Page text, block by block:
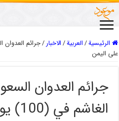
الرئيسية/العربیة/الاخبار/
على اليمن
جرائم العدوان
الغاشم في (100) يوم على اليمن